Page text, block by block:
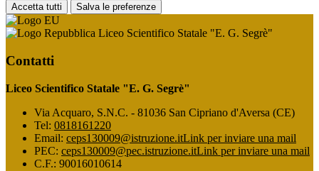
Accetta tutti Salva le preferenze
Liceo Scientifico Statale "E. G. Segrè"
Contatti
Liceo Scientifico Statale "E. G. Segrè"
Via Acquaro, S.N.C. - 81036 San Cipriano d'Aversa (CE)
Tel: 0818161220
Email: ceps130009@istruzione.itLink per inviare una mail
PEC: ceps130009@pec.istruzione.itLink per inviare una mail
C.F.: 90016010614